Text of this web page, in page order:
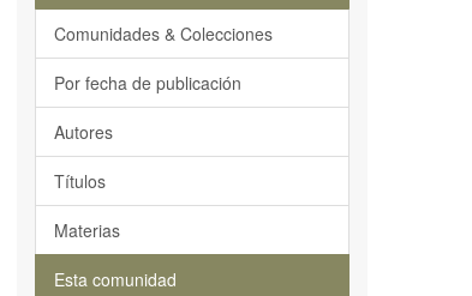
Comunidades & Colecciones
Por fecha de publicación
Autores
Títulos
Materias
Esta comunidad